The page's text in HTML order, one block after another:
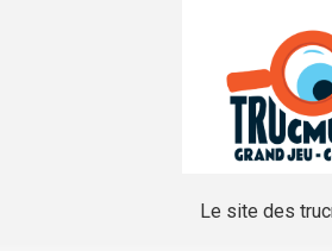
Le site des